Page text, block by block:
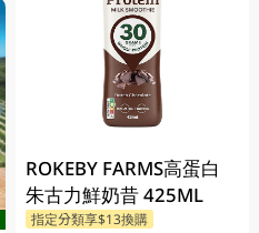
ROKEBY FARMS高蛋白
朱古力鮮奶昔 425ML
指定分類享$13換購